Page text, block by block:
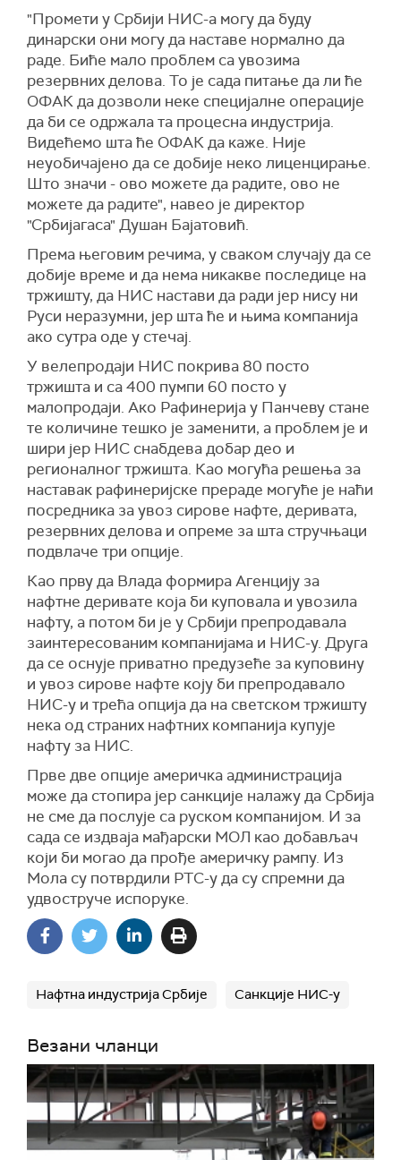
"Промети у Србији НИС-а могу да буду
динарски они могу да наставе нормално да
раде. Биће мало проблем са увозима
резервних делова. То је сада питање да ли ће
ОФАК да дозволи неке специјалне операције
да би се одржала та процесна индустрија.
Видећемо шта ће ОФАК да каже. Није
неуобичајено да се добије неко лиценцирање.
Што значи - ово можете да радите, ово не
можете да радите", навео је директор
"Србијагаса" Душан Бајатовић.
Према његовим речима, у сваком случају да се
добије време и да нема никакве последице на
тржишту, да НИС настави да ради јер нису ни
Руси неразумни, јер шта ће и њима компанија
ако сутра оде у стечај.
У велепродаји НИС покрива 80 посто
тржишта и са 400 пумпи 60 посто у
малопродаји. Ако Рафинерија у Панчеву стане
те количине тешко је заменити, а проблем је и
шири јер НИС снабдева добар део и
регионалног тржишта. Као могућа решења за
наставак рафинеријске прераде могуће је наћи
посредника за увоз сирове нафте, деривата,
резервних делова и опреме за шта стручњаци
подвлаче три опције.
Као прву да Влада формира Агенцију за
нафтне деривате која би куповала и увозила
нафту, а потом би је у Србији препродавала
заинтересованим компанијама и НИС-у. Друга
да се оснује приватно предузеће за куповину
и увоз сирове нафте коју би препродавало
НИС-у и трећа опција да на светском тржишту
нека од страних нафтних компанија купује
нафту за НИС.
Прве две опције америчка администрација
може да стопира јер санкције налажу да Србија
не сме да послује са руском компанијом. И за
сада се издваја мађарски МОЛ као добављач
који би могао да прође америчку рампу. Из
Мола су потврдили РТС-у да су спремни да
удвоструче испоруке.
Нафтна индустрија Србије Санкције НИС-у
Везани чланци